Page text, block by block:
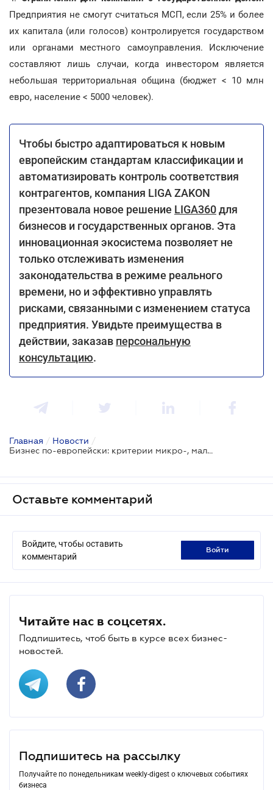
Предприятия не смогут считаться МСП, если 25% и более
их капитала (или голосов) контролируется государством
или органами местного самоуправления. Исключение
составляют лишь случаи, когда инвестором является
небольшая территориальная община (бюджет < 10 млн
евро, население < 5000 человек).
Чтобы быстро адаптироваться к новым
европейским стандартам классификации и
автоматизировать контроль соответствия
контрагентов, компания LIGA ZAKON
презентовала новое решение LIGA360для
бизнесов и государственных органов. Эта
инновационная экосистема позволяет не
только отслеживать изменения
законодательства в режиме реального
времени, но и эффективно управлять
рисками, связанными с изменением статуса
предприятия. Увидьте преимущества в
действии, заказав персональную
консультацию.
Главная / Новости /
Бизнес по-европейски: критерии микро-, малого и среднего предпринимательства изменятся
Оставьте комментарий
Войдите, чтобы оставить
комментарий
войти
Читайте нас в соцсетях.
Подпишитесь, чтоб быть в курсе всех бизнес-
новостей.
Подпишитесь на рассылку
Получайте по понедельникам weekly-digest о ключевых событиях
бизнеса